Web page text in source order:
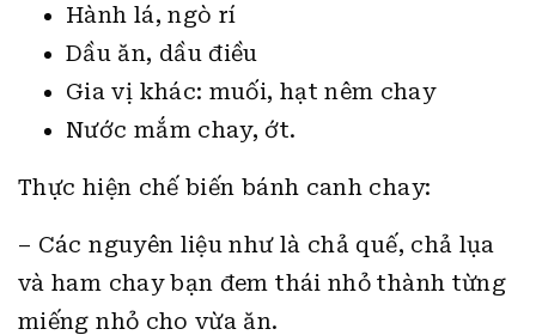
Hành lá, ngò rí
Dầu ăn, dầu điều
Gia vị khác: muối, hạt nêm chay
Nước mắm chay, ớt.
Thực hiện chế biến bánh canh chay:
– Các nguyên liệu như là chả quế, chả lụa
và ham chay bạn đem thái nhỏ thành từng
miếng nhỏ cho vừa ăn.